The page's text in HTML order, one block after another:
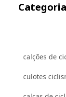
calções de
culotes